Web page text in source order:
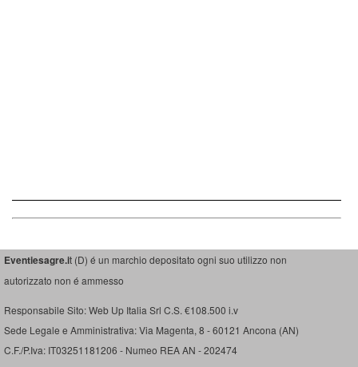
Eventiesagre.it (D) é un marchio depositato ogni suo utilizzo non
autorizzato non é ammesso
Responsabile Sito: Web Up Italia Srl C.S. €108.500 i.v
Sede Legale e Amministrativa: Via Magenta, 8 - 60121 Ancona (AN)
C.F./P.Iva: IT03251181206 - Numeo REA AN - 202474